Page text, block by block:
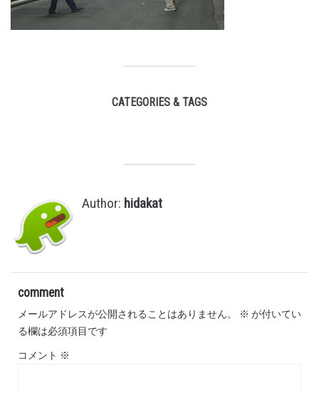
CATEGORIES & TAGS
Author: hidakat
comment
メールアドレスが公開されることはありません。 ※ が付いてい
る欄は必須項目です
コメント ※